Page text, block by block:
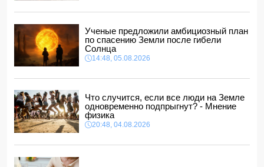
решение своих проблем
18:48, 05.08.2026
Азербайджанские тхэквондисты завоевали 22 медали
на турнире Batumi Open
В Азербайджане вводятся штрафы за нарушение
требований к соцсетям и меняется порядок передачи
государственного имущества
18:02, 05.08.2026
конфликта с Ираном
18:00, 05.08.2026
Ученые предложили амбициозный план
по спасению Земли после гибели
Солнца
14:48, 05.08.2026
Что случится, если все люди на Земле
одновременно подпрыгнут? - Мнение
физика
20:48, 04.08.2026